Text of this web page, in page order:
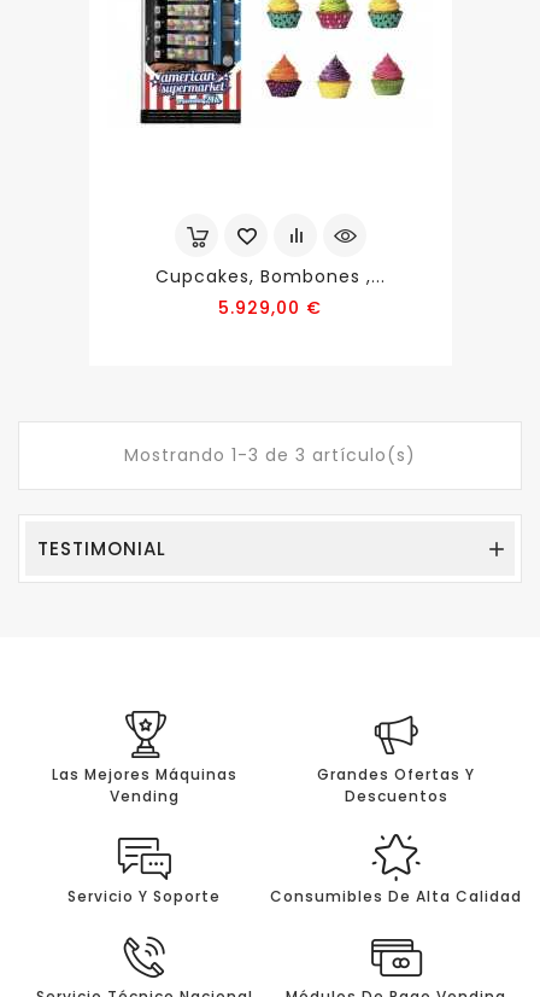
Cupcakes, Bombones ,...
5.929,00 €
Mostrando 1-3 de 3 artículo(s)
TESTIMONIAL 
Las Mejores Máquinas
Vending
Grandes Ofertas Y
Descuentos
Servicio Y Soporte Consumibles De Alta Calidad